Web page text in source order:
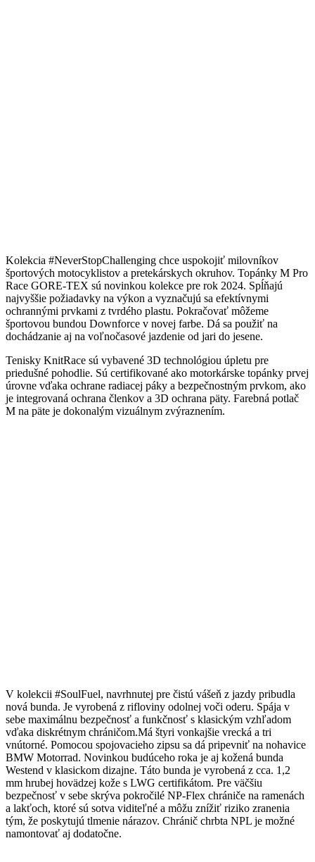
Kolekcia #NeverStopChallenging chce uspokojiť milovníkov
športových motocyklistov a pretekárskych okruhov. Topánky M Pro
Race GORE-TEX sú novinkou kolekce pre rok 2024. Spĺňajú
najvyššie požiadavky na výkon a vyznačujú sa efektívnymi
ochrannými prvkami z tvrdého plastu. Pokračovať môžeme
športovou bundou Downforce v novej farbe. Dá sa použiť na
dochádzanie aj na voľnočasové jazdenie od jari do jesene.
Tenisky KnitRace sú vybavené 3D technológiou úpletu pre
priedušné pohodlie. Sú certifikované ako motorkárske topánky prvej
úrovne vďaka ochrane radiacej páky a bezpečnostným prvkom, ako
je integrovaná ochrana členkov a 3D ochrana päty. Farebná potlač
M na päte je dokonalým vizuálnym zvýraznením.
V kolekcii #SoulFuel, navrhnutej pre čistú vášeň z jazdy pribudla
nová bunda. Je vyrobená z rifloviny odolnej voči oderu. Spája v
sebe maximálnu bezpečnosť a funkčnosť s klasickým vzhľadom
vďaka diskrétnym chráničom.Má štyri vonkajšie vrecká a tri
vnútorné. Pomocou spojovacieho zipsu sa dá pripevniť na nohavice
BMW Motorrad. Novinkou budúceho roka je aj kožená bunda
Westend v klasickom dizajne. Táto bunda je vyrobená z cca. 1,2
mm hrubej hovädzej kože s LWG certifikátom. Pre väčšiu
bezpečnosť v sebe skrýva pokročilé NP-Flex chrániče na ramenách
a lakťoch, ktoré sú sotva viditeľné a môžu znížiť riziko zranenia
tým, že poskytujú tlmenie nárazov. Chránič chrbta NPL je možné
namontovať aj dodatočne.